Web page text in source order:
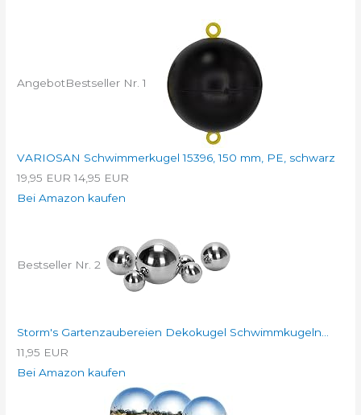
AngebotBestseller Nr. 1
VARIOSAN Schwimmerkugel 15396, 150 mm, PE, schwarz
19,95 EUR 14,95 EUR
Bei Amazon kaufen
Bestseller Nr. 2
Storm's Gartenzaubereien Dekokugel Schwimmkugeln...
11,95 EUR
Bei Amazon kaufen